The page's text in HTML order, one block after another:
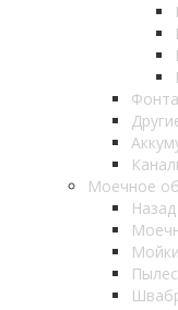
Моечное
Назад